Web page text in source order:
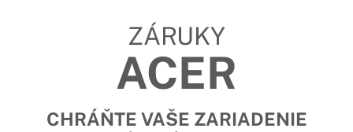
ZÁRUKY
ACER
CHRÁŇTE VAŠE ZARIADENIE